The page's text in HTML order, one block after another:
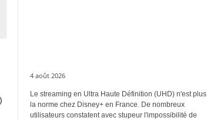
4 août 2026
Le streaming en Ultra Haute Définition (UHD) n'est plus
la norme chez Disney+ en France. De nombreux
utilisateurs constatent avec stupeur l'impossibilité de